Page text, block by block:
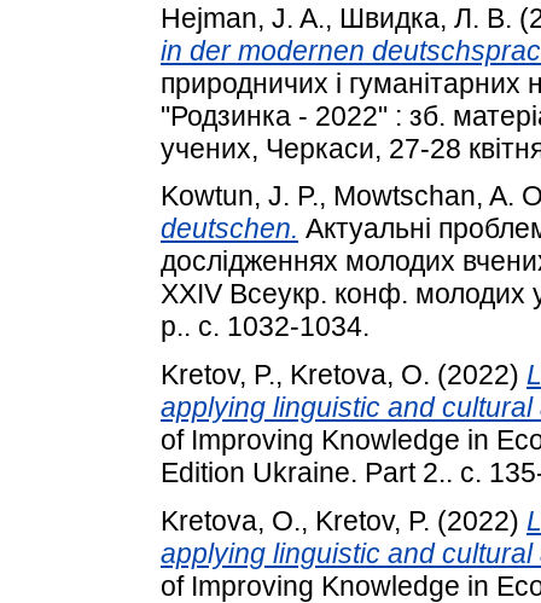
Hejman, J. A., Швидка, Л. В.
in der modernen
природничих і
"Родзинка - 2022" : зб.
учених, Черкаси, 27-28
Kowtun, J. P., Mowtschan, A.
deutschen. Актуальні
дослідженнях молодих
XXIV Всеукр. конф. молодих
р.. с. 1032-1034.
Kretov, P., Kretova, O. (2022)
applying linguistic аnd
of Improving Knowledge in
Edition Ukraine. Part 2.. с.
Kretova, O., Kretov, P. (2022)
applying linguistic and
of Improving Knowledge in